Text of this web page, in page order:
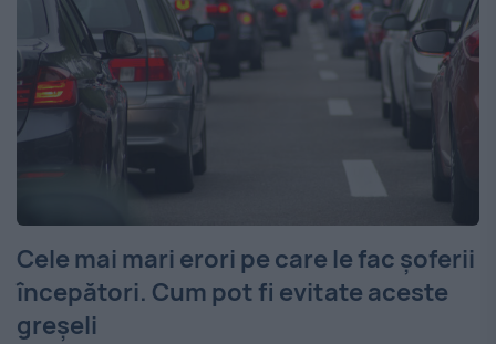
Cele mai mari erori pe care le fac șoferii
începători. Cum pot fi evitate aceste
greșeli